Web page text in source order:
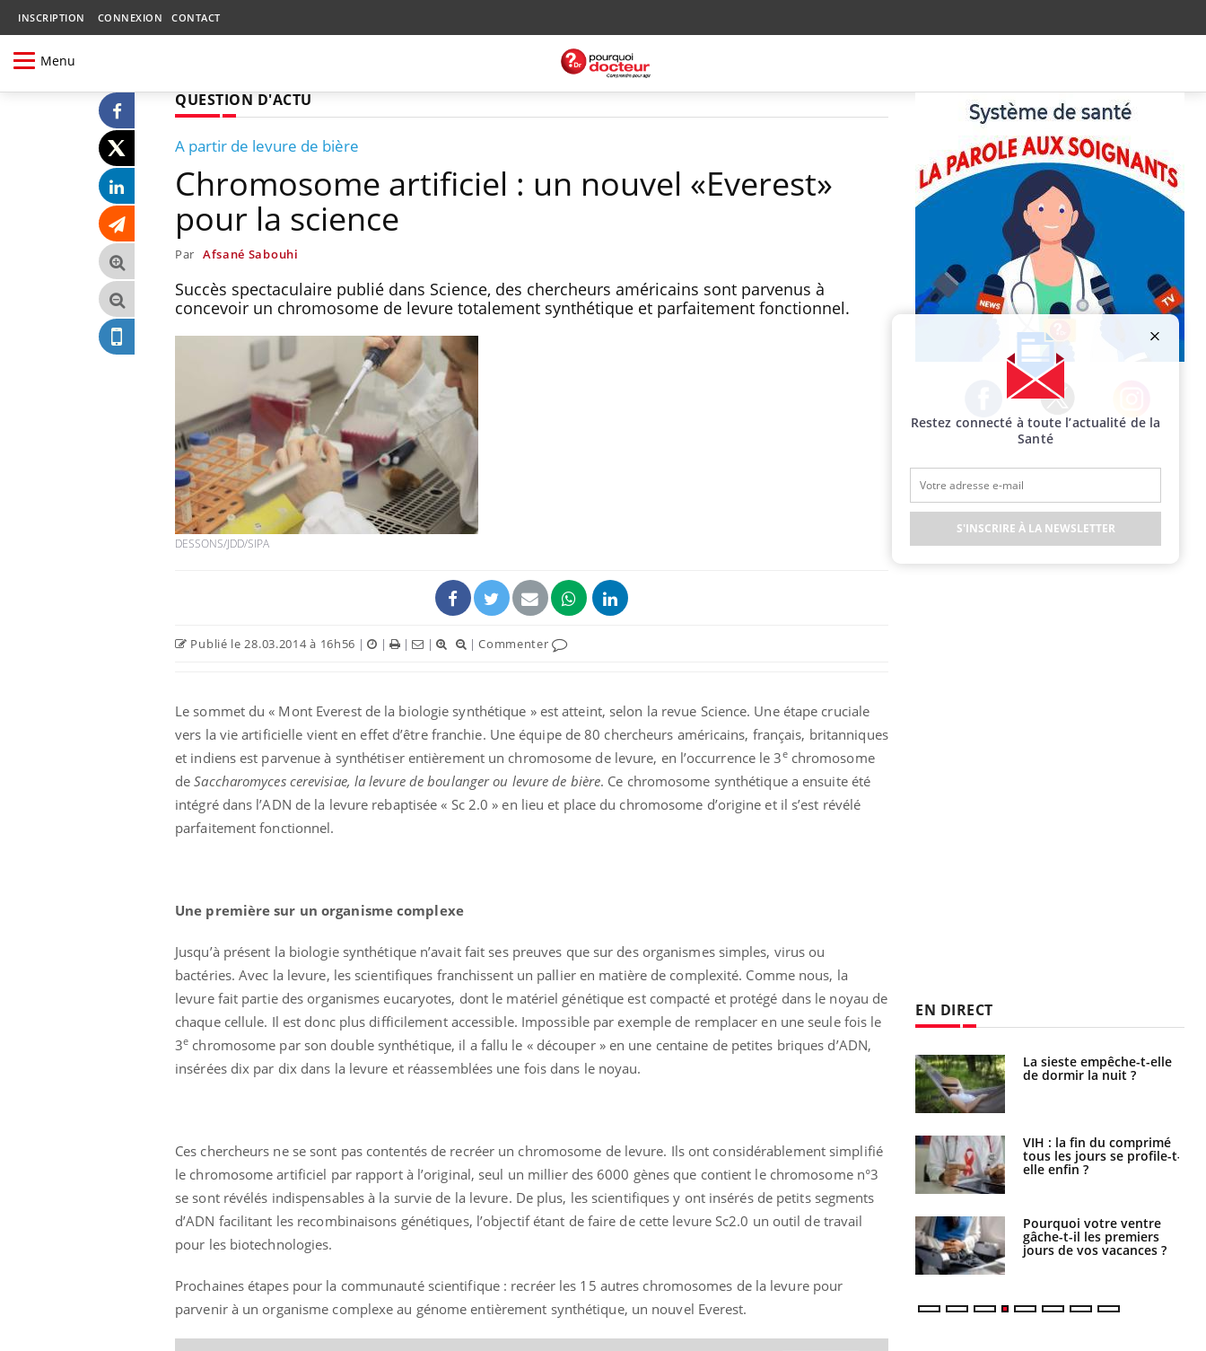
INSCRIPTION CONNEXION CONTACT
Menu
QUESTION D'ACTU
A partir de levure de bière
Chromosome artificiel : un nouvel «Everest»
pour la science
Par Afsané Sabouhi
Succès spectaculaire publié dans Science, des chercheurs américains sont parvenus à
concevoir un chromosome de levure totalement synthétique et parfaitement fonctionnel.
DESSONS/JDD/SIPA
Publié le 28.03.2014 à 16h56 | | | | |Commenter
Le sommet du « Mont Everest de la biologie synthétique » est atteint, selon la revue Science. Une étape cruciale
vers la vie artificielle vient en effet d’être franchie. Une équipe de 80 chercheurs américains, français, britanniques
et indiens est parvenue à synthétiser entièrement un chromosome de levure, en l’occurrence le 3echromosome
deSaccharomyces cerevisiae, la levure de boulanger ou levure de bière. Ce chromosome synthétique a ensuite été
intégré dans l’ADN de la levure rebaptisée « Sc 2.0 » en lieu et place du chromosome d’origine et il s’est révélé
parfaitement fonctionnel.
Une première sur un organisme complexe
Jusqu’à présent la biologie synthétique n’avait fait ses preuves que sur des organismes simples, virus ou
bactéries. Avec la levure, les scientifiques franchissent un pallier en matière de complexité. Comme nous, la
levure fait partie des organismes eucaryotes, dont le matériel génétique est compacté et protégé dans le noyau de
chaque cellule. Il est donc plus difficilement accessible. Impossible par exemple de remplacer en une seule fois le
3e chromosome par son double synthétique, il a fallu le « découper » en une centaine de petites briques d’ADN,
insérées dix par dix dans la levure et réassemblées une fois dans le noyau.
Ces chercheurs ne se sont pas contentés de recréer un chromosome de levure. Ils ont considérablement simplifié
le chromosome artificiel par rapport à l’original, seul un millier des 6000 gènes que contient le chromosome n°3
se sont révélés indispensables à la survie de la levure. De plus, les scientifiques y ont insérés de petits segments
d’ADN facilitant les recombinaisons génétiques, l’objectif étant de faire de cette levure Sc2.0 un outil de travail
pour les biotechnologies.
Prochaines étapes pour la communauté scientifique : recréer les 15 autres chromosomes de la levure pour
parvenir à un organisme complexe au génome entièrement synthétique, un nouvel Everest.
Facebook Twitter Instagram
EN DIRECT
Hantavirus : un cas
détecté chez un touriste
Mortalité infantile : un
rapport s’interroge sur
son taux élevé en France
Grossesse à risque : ce jus
naturel attire l'attention
des chercheurs
Comment oublier les
écrans en vacances ?
Toujours connectés :
comment le travail
empiète de plus en plus
sur nos soirées
Cancer colorectal : une
Les médicaments GLP-1
protègent-ils aussi les os
?
Cytomégalovirus : ce qui
La sieste empêche-t-elle
de dormir la nuit ?
VIH : la fin du comprimé
tous les jours se profile-t-
elle enfin ?
Pourquoi votre ventre
gâche-t-il les premiers
jours de vos vacances ?
Restez connecté à toute l’actualité de la
Santé
S'INSCRIRE À LA NEWSLETTER